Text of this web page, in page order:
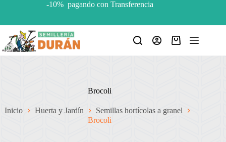
-10% pagando con Transferencia
Carro
Brocoli
Inicio Huerta y Jardín
Semillas hortícolas a granel
Brocoli